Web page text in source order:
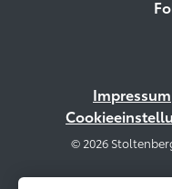
Impressum
© 2026